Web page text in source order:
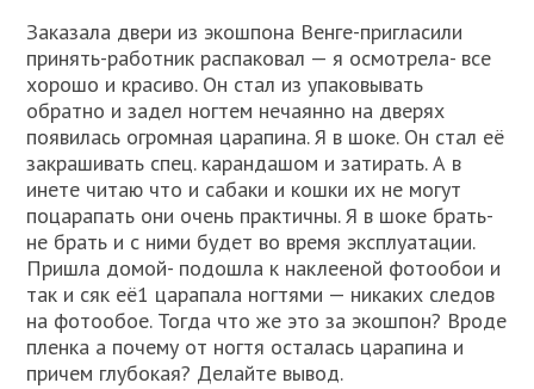
Заказала двери из экошпона Венге-пригласили
принять-работник распаковал — я осмотрела- все
хорошо и красиво. Он стал из упаковывать
обратно и задел ногтем нечаянно на дверях
появилась огромная царапина. Я в шоке. Он стал её
закрашивать спец. карандашом и затирать. А в
инете читаю что и сабаки и кошки их не могут
поцарапать они очень практичны. Я в шоке брать-
не брать и с ними будет во время эксплуатации.
Пришла домой- подошла к наклееной фотообои и
так и сяк её1 царапала ногтями — никаких следов
на фотообое. Тогда что же это за экошпон? Вроде
пленка а почему от ногтя осталась царапина и
причем глубокая? Делайте вывод.